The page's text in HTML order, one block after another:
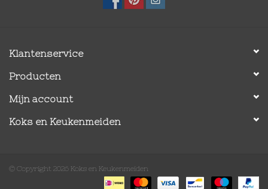
Klantenservice
Producten
Mijn account
Koks en Keukenmeiden
© Copyright 2026 Koks en Keukenmeiden